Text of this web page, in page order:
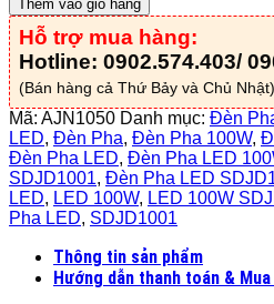
SOLAR
50W
-
số
lượng
Thêm vào giỏ hàng
Hỗ trợ mua hàng:
Hotline: 0902.574.403/
(Bán hàng cả Thứ Bảy và Chủ Nhật)
Mã: AJN1050 Danh mục: Đèn
LED, Đèn Pha, Đèn Pha 100W,
Đèn Pha LED, Đèn Pha LED
SDJD1001, Đèn Pha LED
LED, LED 100W, LED 100W
Pha LED, SDJD1001
Thông tin sản phẩm
Hướng dẫn thanh toán & Mua